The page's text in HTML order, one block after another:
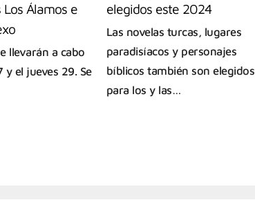
Álamos e
llevarán a cabo
y el jueves 29. Se
elegidos este 2024
Las novelas turcas, lugares
paradisíacos y personajes
bíblicos también son elegidos
para los y las…